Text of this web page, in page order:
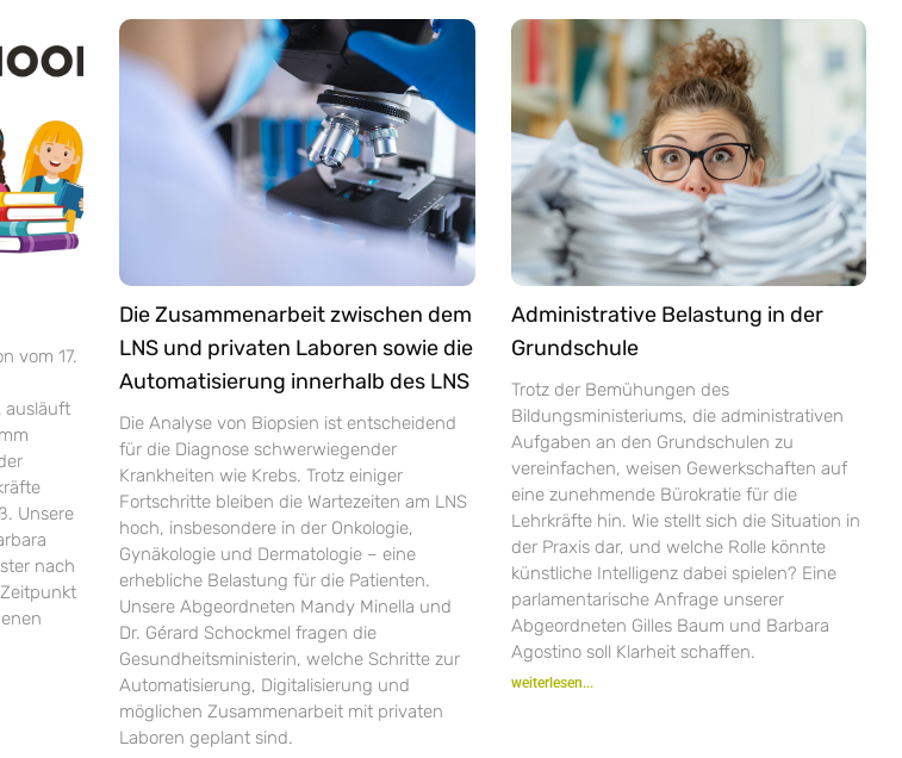
vom 17.
ausläuft
Unsere
nach
Die Zusammenarbeit zwischen dem
LNS und privaten Laboren sowie die
Automatisierung innerhalb des LNS
Die Analyse von Biopsien ist entscheidend
für die Diagnose schwerwiegender
Krankheiten wie Krebs. Trotz einiger
Fortschritte bleiben die Wartezeiten am LNS
hoch, insbesondere in der Onkologie,
Gynäkologie und Dermatologie – eine
erhebliche Belastung für die Patienten.
Unsere Abgeordneten Mandy Minella und
Dr. Gérard Schockmel fragen die
Gesundheitsministerin, welche Schritte zur
Automatisierung, Digitalisierung und
möglichen Zusammenarbeit mit privaten
Laboren geplant sind.
Administrative Belastung in der
Grundschule
Trotz der Bemühungen des
Bildungsministeriums, die administrativen
Aufgaben an den Grundschulen zu
vereinfachen, weisen Gewerkschaften auf
eine zunehmende Bürokratie für die
Lehrkräfte hin. Wie stellt sich die Situation in
der Praxis dar, und welche Rolle könnte
künstliche Intelligenz dabei spielen? Eine
parlamentarische Anfrage unserer
Abgeordneten Gilles Baum und Barbara
Agostino soll Klarheit schaffen.
weiterlesen...